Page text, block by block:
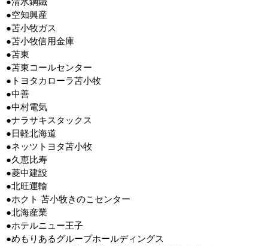
●空知興産
●苫小牧ガス
●苫小牧信用金庫
●苫東
●苫東コールセンター
●トヨタカローラ苫小牧
●中善
●中村電気
●ナラサキスタックス
●日軽北海道
●ネッツトヨタ苫小牧
●久恵比寿
●菱中建設
●北旺運輸
●ホクト 苫小牧きのこセンター
●北海産業
●ホテルニュー王子
●めもりあるグループホールディングス